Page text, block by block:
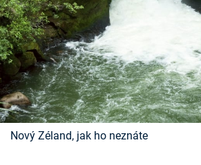
Nový Zéland, jak ho neznáte